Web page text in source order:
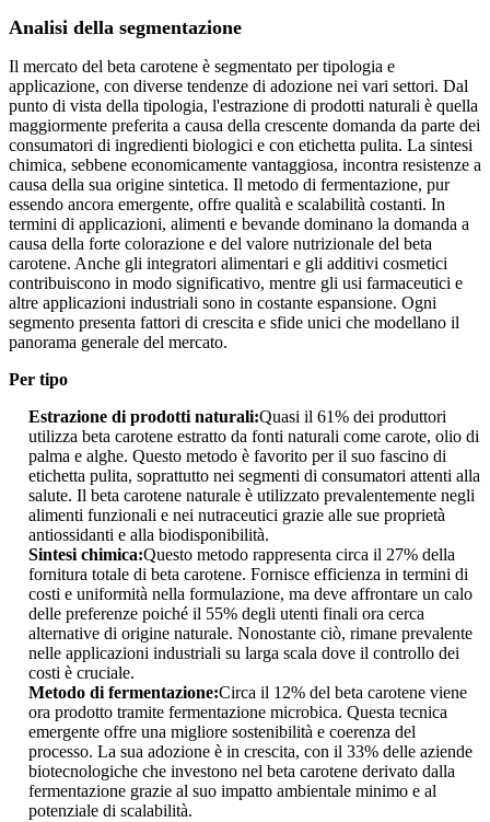
Analisi della segmentazione
Il mercato del beta carotene è segmentato per tipologia e
applicazione, con diverse tendenze di adozione nei vari settori. Dal
punto di vista della tipologia, l'estrazione di prodotti naturali è quella
maggiormente preferita a causa della crescente domanda da parte dei
consumatori di ingredienti biologici e con etichetta pulita. La sintesi
chimica, sebbene economicamente vantaggiosa, incontra resistenze a
causa della sua origine sintetica. Il metodo di fermentazione, pur
essendo ancora emergente, offre qualità e scalabilità costanti. In
termini di applicazioni, alimenti e bevande dominano la domanda a
causa della forte colorazione e del valore nutrizionale del beta
carotene. Anche gli integratori alimentari e gli additivi cosmetici
contribuiscono in modo significativo, mentre gli usi farmaceutici e
altre applicazioni industriali sono in costante espansione. Ogni
segmento presenta fattori di crescita e sfide unici che modellano il
panorama generale del mercato.
Per tipo
Estrazione di prodotti naturali:Quasi il 61% dei produttori
utilizza beta carotene estratto da fonti naturali come carote, olio di
palma e alghe. Questo metodo è favorito per il suo fascino di
etichetta pulita, soprattutto nei segmenti di consumatori attenti alla
salute. Il beta carotene naturale è utilizzato prevalentemente negli
alimenti funzionali e nei nutraceutici grazie alle sue proprietà
antiossidanti e alla biodisponibilità.
Sintesi chimica:Questo metodo rappresenta circa il 27% della
fornitura totale di beta carotene. Fornisce efficienza in termini di
costi e uniformità nella formulazione, ma deve affrontare un calo
delle preferenze poiché il 55% degli utenti finali ora cerca
alternative di origine naturale. Nonostante ciò, rimane prevalente
nelle applicazioni industriali su larga scala dove il controllo dei
costi è cruciale.
Metodo di fermentazione:Circa il 12% del beta carotene viene
ora prodotto tramite fermentazione microbica. Questa tecnica
emergente offre una migliore sostenibilità e coerenza del
processo. La sua adozione è in crescita, con il 33% delle aziende
biotecnologiche che investono nel beta carotene derivato dalla
fermentazione grazie al suo impatto ambientale minimo e al
potenziale di scalabilità.